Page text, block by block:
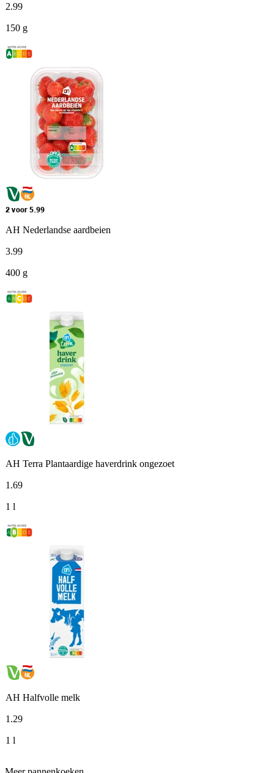
2.99
150 g
2 voor 5.99
AH Nederlandse aardbeien
3.99
400 g
AH Terra Plantaardige haverdrink ongezoet
1 .69
1 l
AH Halfvolle melk
1 .29
1 l